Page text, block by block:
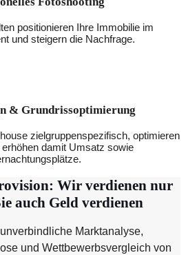
positionieren Ihre Immobilie im
und steigern die Nachfrage.
& Grundrissoptimierung
zielgruppenspezifisch, optimieren
damit Umsatz sowie
Wir verdienen nur
auch Geld verdienen
Marktanalyse,
und Wettbewerbsvergleich von